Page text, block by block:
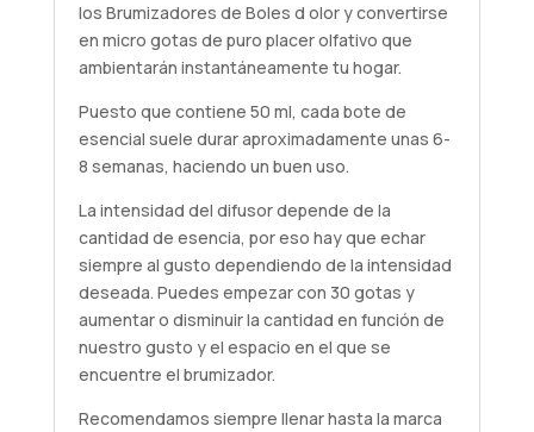
los Brumizadores de Boles d olor y convertirse
en micro gotas de puro placer olfativo que
ambientarán instantáneamente tu hogar.
Puesto que contiene 50 ml, cada bote de
esencial suele durar aproximadamente unas 6-
8 semanas, haciendo un buen uso.
La intensidad del difusor depende de la
cantidad de esencia, por eso hay que echar
siempre al gusto dependiendo de la intensidad
deseada. Puedes empezar con 30 gotas y
aumentar o disminuir la cantidad en función de
nuestro gusto y el espacio en el que se
encuentre el brumizador.
Recomendamos siempre llenar hasta la marca